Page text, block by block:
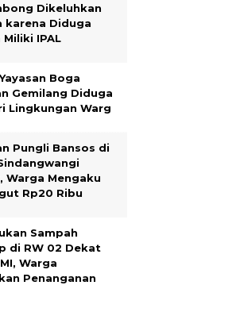
Dikeluhkan
karena Diduga
Miliki IPAL
Boga
Gemilang Diduga
Lingkungan Warg
Pungli Bansos di
Warga Mengaku
Rp20 Ribu
Sampah
di RW 02 Dekat
Warga
Penanganan